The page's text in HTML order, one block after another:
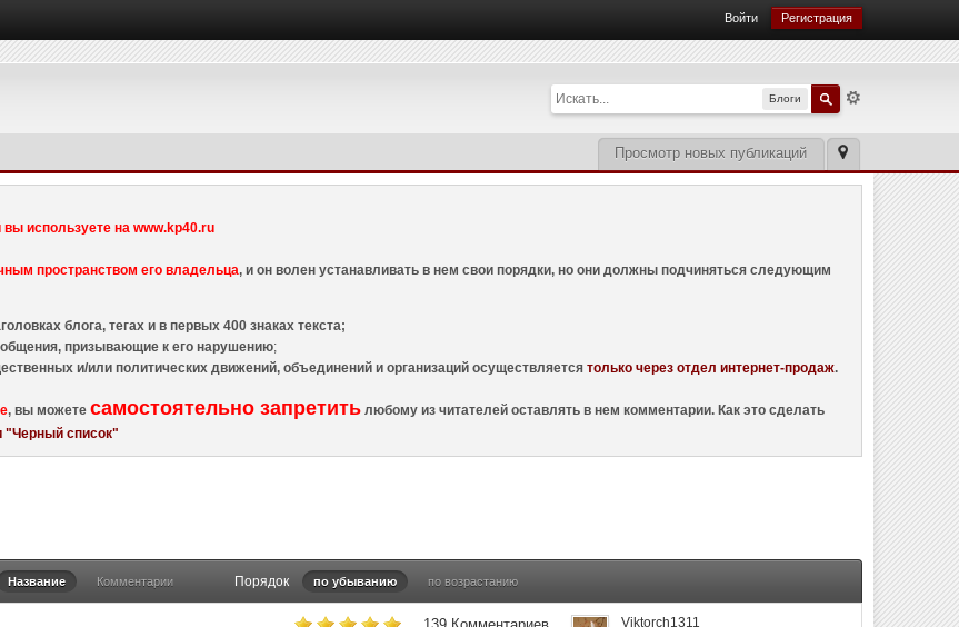
Войти Регистрация
Блоги
Просмотр новых публикаций
используете на www.kp40.ru
пространством его владельца, и он волен устанавливать в нем свои порядки, но они должны подчиняться следующим
блога, тегах и в первых 400 знаках текста;
призывающие к его нарушению;
и/или политических движений, объединений и организаций осуществляетсятолько через отдел интернет-продаж.
, вы можетесамостоятельно запретить любому из читателей оставлять в нем комментарии. Как это сделать
"Черный список"
Название Комментарии Порядок по убыванию по возрастанию
Viktorch1311